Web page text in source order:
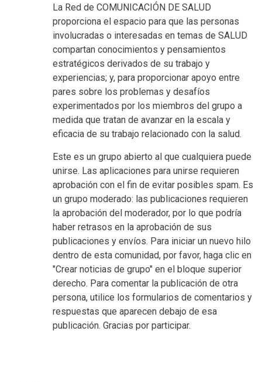
La Red de COMUNICACIÓN DE SALUD
proporciona el espacio para que las personas
involucradas o interesadas en temas de SALUD
compartan conocimientos y pensamientos
estratégicos derivados de su trabajo y
experiencias; y, para proporcionar apoyo entre
pares sobre los problemas y desafíos
experimentados por los miembros del grupo a
medida que tratan de avanzar en la escala y
eficacia de su trabajo relacionado con la salud.
Este es un grupo abierto al que cualquiera puede
unirse. Las aplicaciones para unirse requieren
aprobación con el fin de evitar posibles spam. Es
un grupo moderado: las publicaciones requieren
la aprobación del moderador, por lo que podría
haber retrasos en la aprobación de sus
publicaciones y envíos. Para iniciar un nuevo hilo
dentro de esta comunidad, por favor, haga clic en
"Crear noticias de grupo" en el bloque superior
derecho. Para comentar la publicación de otra
persona, utilice los formularios de comentarios y
respuestas que aparecen debajo de esa
publicación. Gracias por participar.